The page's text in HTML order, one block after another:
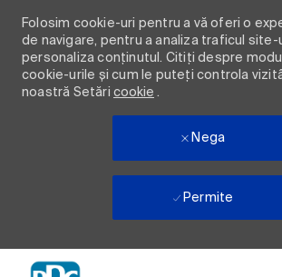
Folosim cookie-uri pentru a vă oferi o
de navigare, pentru a analiza traficul site-
personaliza conținutul. Citiți despre
cookie-urile și cum le puteți controla
noastră Setări cookie .
Nega
Permite